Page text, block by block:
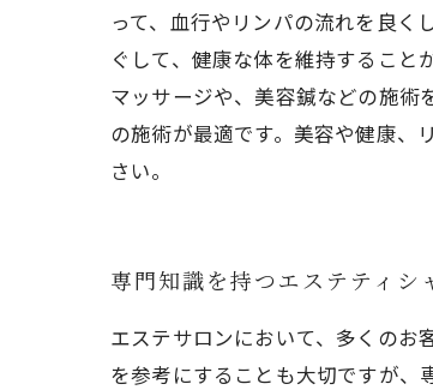
って、血行やリンパの流れを良く
ぐして、健康な体を維持すること
マッサージや、美容鍼などの施術
の施術が最適です。美容や健康、
さい。
専門知識を持つエステティシ
エステサロンにおいて、多くのお
を参考にすることも大切ですが、